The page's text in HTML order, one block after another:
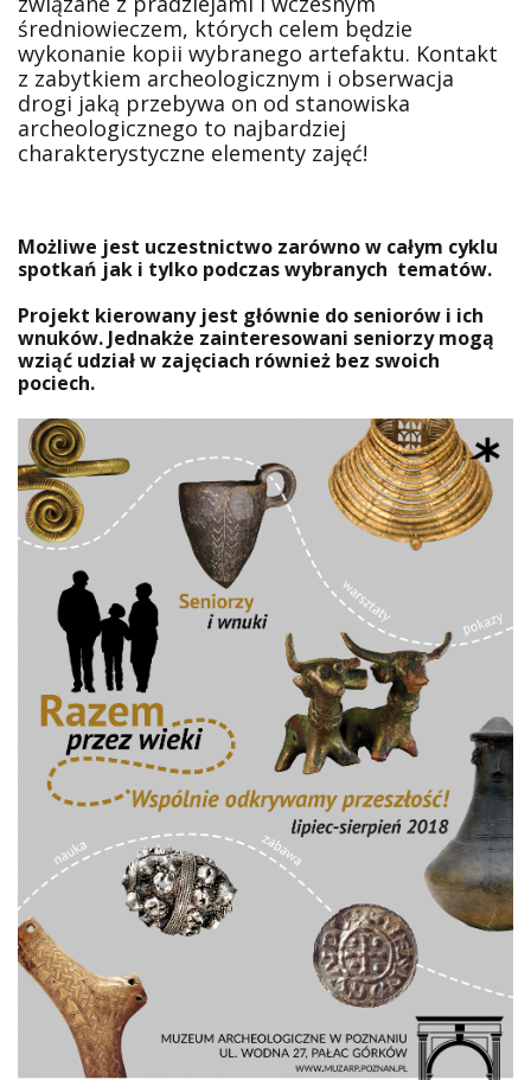
średniowieczem, których celem będzie
wykonanie kopii wybranego artefaktu. Kontakt
z zabytkiem archeologicznym i obserwacja
drogi jaką przebywa on od stanowiska
archeologicznego to najbardziej
charakterystyczne elementy zajęć!
Możliwe jest uczestnictwo zarówno w całym cyklu
spotkań jak i tylko podczas wybranych tematów.
Projekt kierowany jest głównie do seniorów i ich
wnuków. Jednakże zainteresowani seniorzy mogą
wziąć udział w zajęciach również bez swoich
pociech.